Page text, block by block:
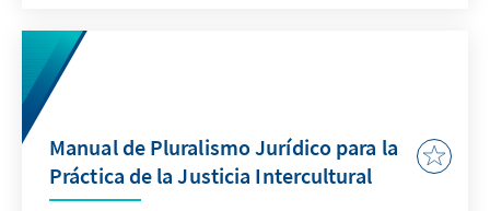
schwierig.
Manual de Pluralismo Jurídico para la
Práctica de la Justicia Intercultural